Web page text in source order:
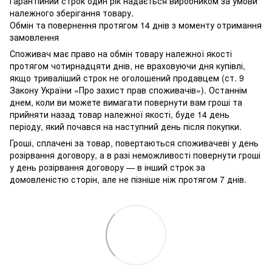
належного зберігання товару.
Обмін та повернення протягом 14 днів з моменту отримання
замовлення
Споживач має право на обмін товару належної якості
протягом чотирнадцяти днів, не враховуючи дня купівлі,
якщо триваліший строк не оголошений продавцем (ст. 9
Закону України «Про захист прав споживачів»). Останнім
днем, коли ви можете вимагати повернути вам гроші та
прийняти назад товар належної якості, буде 14 день
періоду, який почався на наступний день після покупки.
Гроші, сплачені за товар, повертаються споживачеві у день
розірвання договору, а в разі неможливості повернути гроші
у день розірвання договору — в інший строк за
домовленістю сторін, але не пізніше ніж протягом 7 днів.